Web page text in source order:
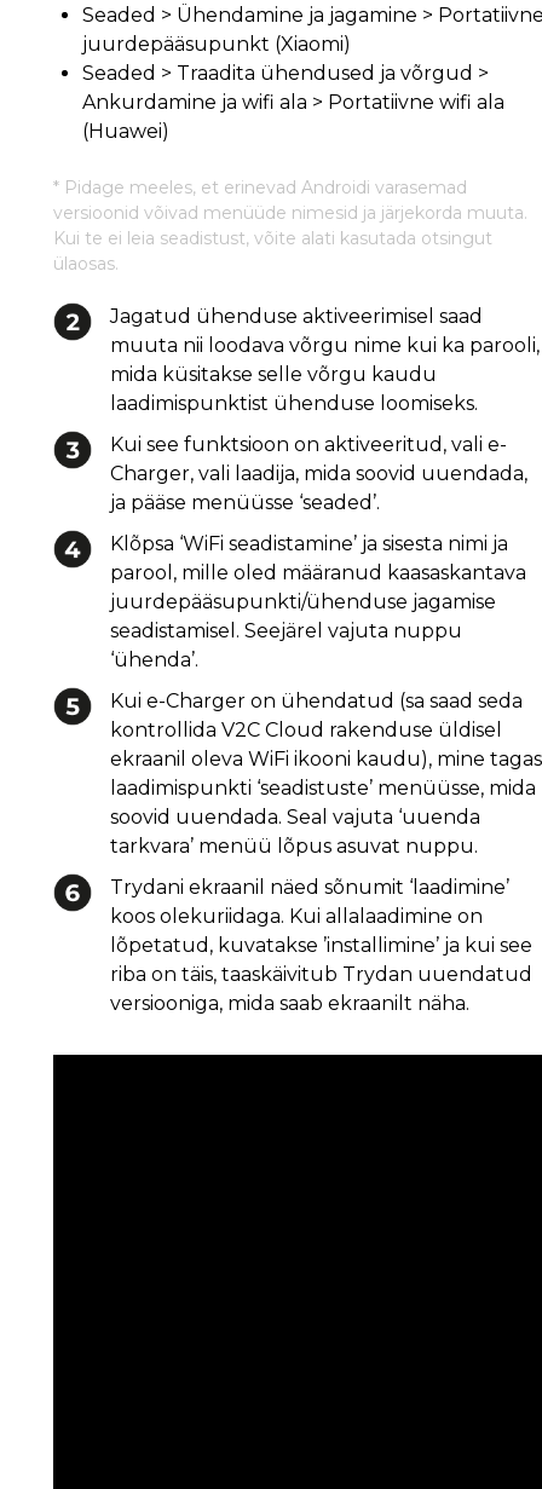
Seaded > Ühendamine ja jagamine >
juurdepääsupunkt (Xiaomi)
Seaded > Traadita ühendused ja võrgud >
Ankurdamine ja wifi ala > Portatiivne wifi ala
(Huawei)
* Pidage meeles, et erinevad Androidi varasemad
versioonid võivad menüüde nimesid ja järjekorda muuta.
Kui te ei leia seadistust, võite alati kasutada otsingut
ülaosas.
Jagatud ühenduse aktiveerimisel saad
muuta nii loodava võrgu nime kui ka parooli,
mida küsitakse selle võrgu kaudu
laadimispunktist ühenduse loomiseks.
Kui see funktsioon on aktiveeritud, vali e-
Charger, vali laadija, mida soovid uuendada,
ja pääse menüüsse ‘seaded’.
Klõpsa ‘WiFi seadistamine’ ja sisesta nimi ja
parool, mille oled määranud kaasaskantava
juurdepääsupunkti/ühenduse jagamise
seadistamisel. Seejärel vajuta nuppu
‘ühenda’.
Kui e-Charger on ühendatud (sa saad seda
kontrollida V2C Cloud rakenduse üldisel
ekraanil oleva WiFi ikooni kaudu), mine
laadimispunkti ‘seadistuste’ menüüsse, mida
soovid uuendada. Seal vajuta ‘uuenda
tarkvara’ menüü lõpus asuvat nuppu.
Trydani ekraanil näed sõnumit ‘laadimine’
koos olekuriidaga. Kui allalaadimine on
lõpetatud, kuvatakse ’installimine’ ja kui see
riba on täis, taaskäivitub Trydan uuendatud
versiooniga, mida saab ekraanilt näha.